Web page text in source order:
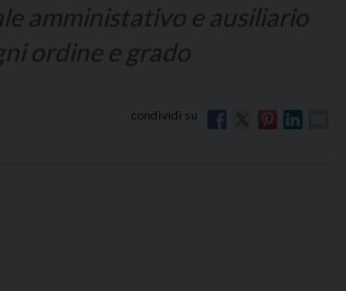
amministativo e ausiliario
ordine e grado